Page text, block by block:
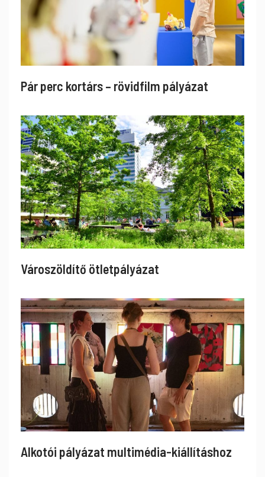
Pár perc kortárs – rövidfilm pályázat
Városzöldítő ötletpályázat
Alkotói pályázat multimédia-kiállításhoz